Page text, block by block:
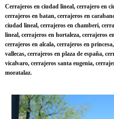
Cerrajeros en ciudad lineal, cerrajero en
cerrajeros en batan, cerrajeros en
ciudad lineal, cerrajeros en chamberi,
lineal, cerrajeros en hortaleza, cerrajeros
cerrajeros en alcala, cerrajeros en
vallecas, cerrajeros en plaza de españa,
vicalvaro, cerrajeros santa eugenia,
moratalaz.